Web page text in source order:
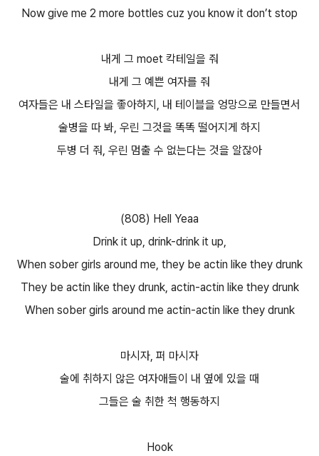
Now give me 2 more bottles cuz you know it don’t stop
내게 그 moet 칵테일을 줘
내게 그 예쁜 여자를 줘
여자들은 내 스타일을 좋아하지, 내 테이블을 엉망으로 만들면서
술병을 따 봐, 우린 그것을 똑똑 떨어지게 하지
두병 더 줘, 우린 멈출 수 없는다는 것을 알잖아
(808) Hell Yeaa
Drink it up, drink-drink it up,
When sober girls around me, they be actin like they drunk
They be actin like they drunk, actin-actin like they drunk
When sober girls around me actin-actin like they drunk
마시자, 퍼 마시자
술에 취하지 않은 여자애들이 내 옆에 있을 때
그들은 술 취한 척 행동하지
Hook